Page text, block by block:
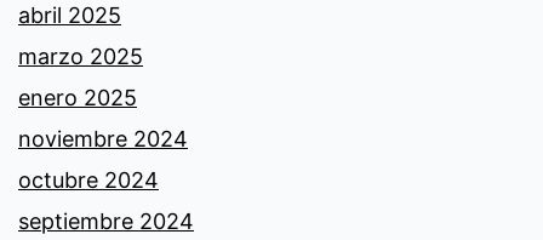
abril 2025
marzo 2025
enero 2025
noviembre 2024
octubre 2024
septiembre 2024